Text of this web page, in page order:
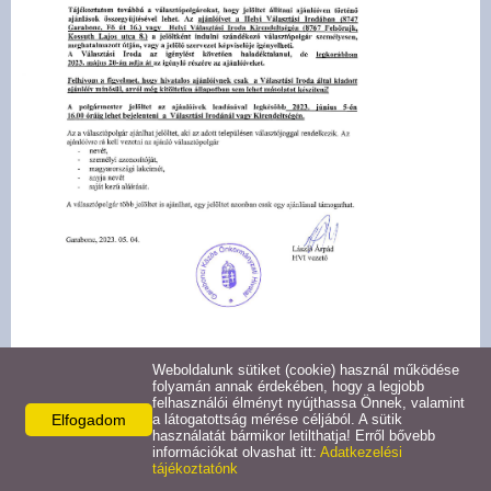
Pályázatok
Választási információk -
Felsőrajk
Választási információk -
Alsórajk
Közérdekű adatok -
Csatolt fájl(ok):
Elfogadom
Weboldalunk sütiket (cookie) használ működése
folyamán annak érdekében, hogy a legjobb
felhasználói élményt nyújthassa Önnek, valamint
a látogatottság mérése céljából. A sütik
használatát bármikor letilthatja! Erről bővebb
információkat olvashat itt: Adatkezelési
tájékoztatónk